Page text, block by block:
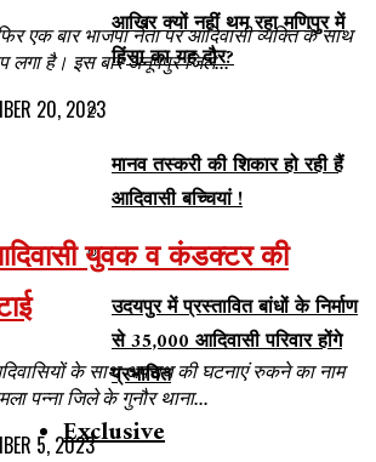
आखिर क्यों नहीं थम रहा मणिपुर में
हिंसा का यह दौर?
मानव तस्करी की शिकार हो रही हैं
आदिवासी बच्चियां !
उदयपुर में प्रस्तावित बांधों के निर्माण
से 35,000 आदिवासी परिवार होंगे
प्रभावित
Exclusive
एक बार भाजपा नेता पर आदिवासी व्यक्ति के साथ
लगा है। इस बार अनूपपुर जिले...
20, 2023
युवक व कंडक्टर की
के साथ अपराध की घटनाएं रुकने का नाम
पन्ना जिले के गुनौर थाना...
5, 2023